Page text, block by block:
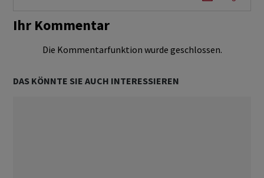
Ihr Kommentar
Die Kommentarfunktion wurde geschlossen.
DAS KÖNNTE SIE AUCH INTERESSIEREN